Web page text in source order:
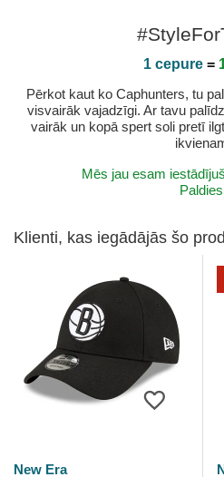
1 cepure=
Pērkot kaut ko Caphunters, tu
visvairāk vajadzīgi. Ar tavu
vairāk un kopā spert soli pretī
Mēs jau esam
Klienti, kas iegādājās šo
New Era